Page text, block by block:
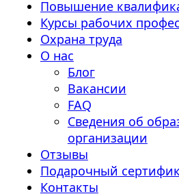
Повышение
Курсы рабочих
Охрана труда
О нас
Блог
Вакансии
FAQ
Сведения об
организации
Отзывы
Подарочный
Контакты